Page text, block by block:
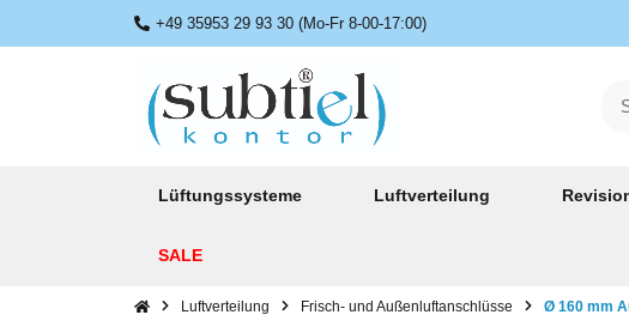
+49 35953 29 93 30 (Mo-Fr 8-00-17:00)
Lüftungssysteme Luftverteilung
SALE
Luftverteilung Frisch- und Außenluftanschlüsse Ø 160 mm